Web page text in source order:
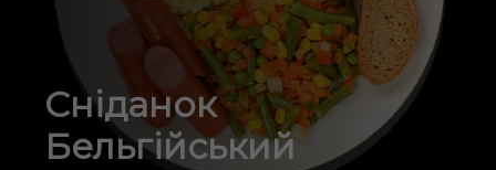
Сніданок
Бельгійський